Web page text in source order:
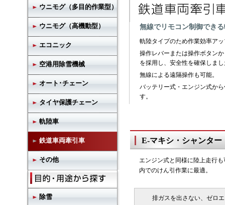
無線でリモコン制御でき
軌陸タイプのため作業効率ア
操作レバーまたは操作ボタン
を採用し、安全性を確保しま
無線による遠隔操作も可能。
バッテリー式・エンジン式か
す。
E-マキシ・シャンター
エンジン式と同様に陸上走行
内でのけん引作業に最適。
排ガスを出さない、ゼロ
ウニモグ（多目的作業型）
ウニモグ（高機動型）
エコニック
空港用除雪機械
オート･チェーン
タイヤ保護チェーン
軌陸車
鉄道車両牽引車
その他
除雪